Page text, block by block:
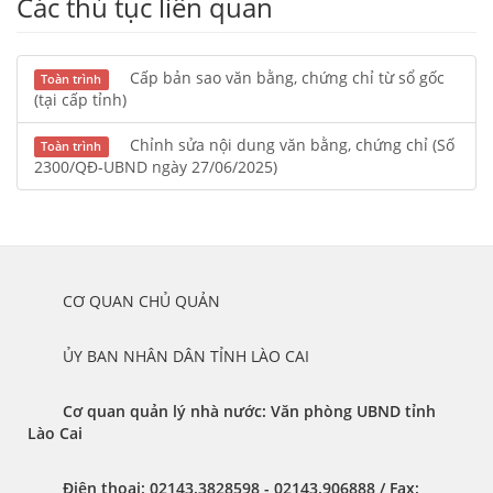
Toàn trình
Cấp bản sao văn bằng, chứng chỉ từ sổ gốc
(tại cấp tỉnh)
Toàn trình
Chỉnh sửa nội dung văn bằng, chứng chỉ (Số
2300/QĐ-UBND ngày 27/06/2025)
	CƠ QUAN CHỦ QUẢN
	ỦY BAN NHÂN DÂN TỈNH LÀO CAI
Cơ quan quản lý nhà nước: Văn phòng UBND tỉnh
Lào Cai
Điện thoại: 02143.3828598 - 02143.906888 / Fax: